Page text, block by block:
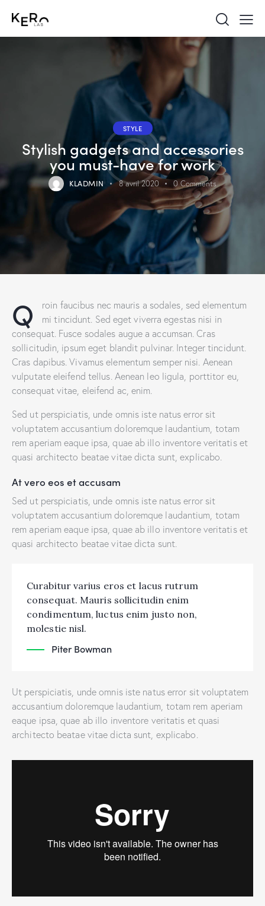
STYLE
Stylish gadgets and accessories
you must-have for work
KLADMIN 8 avril 2020 0 Comments
Q
roin faucibus nec mauris a sodales, sed elementum
mi tincidunt. Sed eget viverra egestas nisi in
consequat. Fusce sodales augue a accumsan. Cras
sollicitudin, ipsum eget blandit pulvinar. Integer tincidunt.
Cras dapibus. Vivamus elementum semper nisi. Aenean
vulputate eleifend tellus. Aenean leo ligula, porttitor eu,
consequat vitae, eleifend ac, enim.
Sed ut perspiciatis, unde omnis iste natus error sit
voluptatem accusantium doloremque laudantium, totam
rem aperiam eaque ipsa, quae ab illo inventore veritatis et
quasi architecto beatae vitae dicta sunt, explicabo.
At vero eos et accusam
Sed ut perspiciatis, unde omnis iste natus error sit
voluptatem accusantium doloremque laudantium, totam
rem aperiam eaque ipsa, quae ab illo inventore veritatis et
quasi architecto beatae vitae dicta sunt.
Curabitur varius eros et lacus rutrum
consequat. Mauris sollicitudin enim
condimentum, luctus enim justo non,
molestie nisl.
Piter Bowman
Ut perspiciatis, unde omnis iste natus error sit voluptatem
accusantium doloremque laudantium, totam rem aperiam
eaque ipsa, quae ab illo inventore veritatis et quasi
architecto beatae vitae dicta sunt, explicabo.